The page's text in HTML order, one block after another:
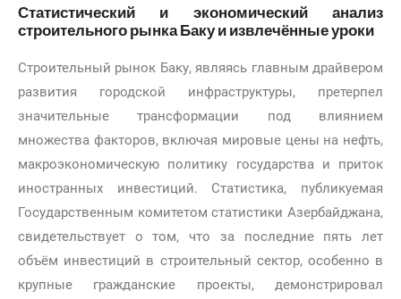
Статистический и экономический анализ
строительного рынка Баку и извлечённые уроки
Строительный рынок Баку, являясь главным драйвером
развития городской инфраструктуры, претерпел
значительные трансформации под влиянием
множества факторов, включая мировые цены на нефть,
макроэкономическую политику государства и приток
иностранных инвестиций. Статистика, публикуемая
Государственным комитетом статистики Азербайджана,
свидетельствует о том, что за последние пять лет
объём инвестиций в строительный сектор, особенно в
крупные гражданские проекты, демонстрировал